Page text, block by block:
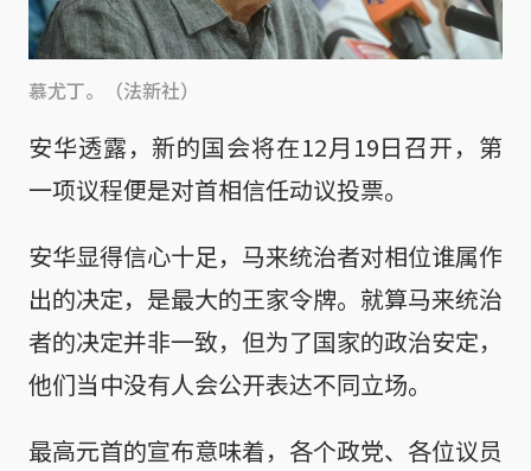
慕尤丁。（法新社）
安华透露，新的国会将在12月19日召开，第
一项议程便是对首相信任动议投票。
安华显得信心十足，马来统治者对相位谁属作
出的决定，是最大的王家令牌。就算马来统治
者的决定并非一致，但为了国家的政治安定，
他们当中没有人会公开表达不同立场。
最高元首的宣布意味着，各个政党、各位议员